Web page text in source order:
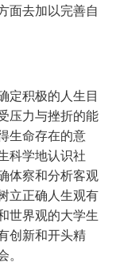
面去加以完善自
定积极的人生目
压力与挫折的能
生命存在的意
科学地认识社
体察和分析客观
立正确人生观有
世界观的大学生
创新和开头精